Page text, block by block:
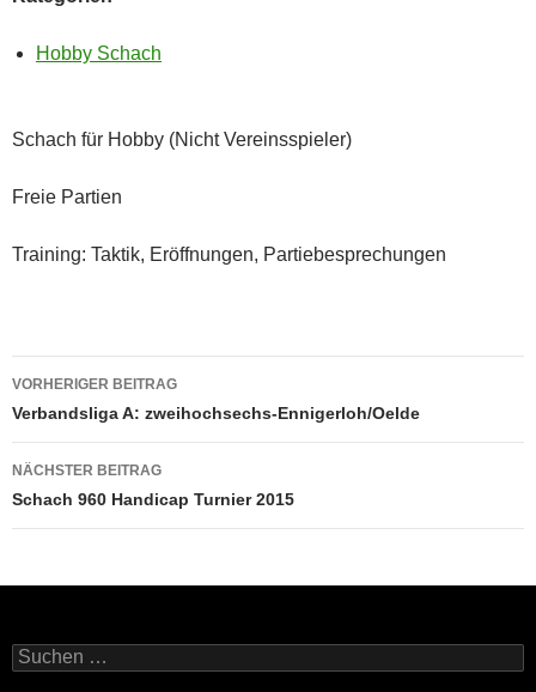
Hobby Schach
Schach für Hobby (Nicht Vereinsspieler)
Freie Partien
Training: Taktik, Eröffnungen, Partiebesprechungen
Beitragsnavigation
VORHERIGER BEITRAG
Verbandsliga A: zweihochsechs-Ennigerloh/Oelde
NÄCHSTER BEITRAG
Schach 960 Handicap Turnier 2015
Suchen
nach: